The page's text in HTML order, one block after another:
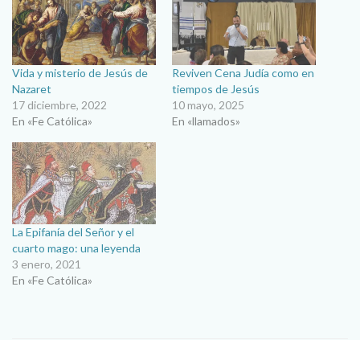
Vida y misterio de Jesús de
Nazaret
17 diciembre, 2022
En «Fe Católica»
Reviven Cena Judía como en
tiempos de Jesús
10 mayo, 2025
En «llamados»
La Epifanía del Señor y el
cuarto mago: una leyenda
3 enero, 2021
En «Fe Católica»